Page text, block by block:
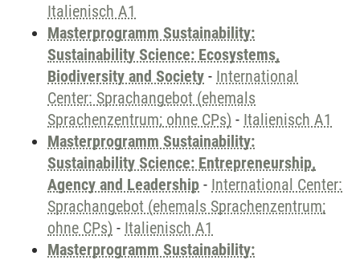
Italienisch A1
Masterprogramm Sustainability:
Sustainability Science: Ecosystems,
Biodiversity and Society - International
Center: Sprachangebot (ehemals
Sprachenzentrum; ohne CPs) - Italienisch A1
Masterprogramm Sustainability:
Sustainability Science: Entrepreneurship,
Agency and Leadership - International Center:
Sprachangebot (ehemals Sprachenzentrum;
ohne CPs) - Italienisch A1
Masterprogramm Sustainability: